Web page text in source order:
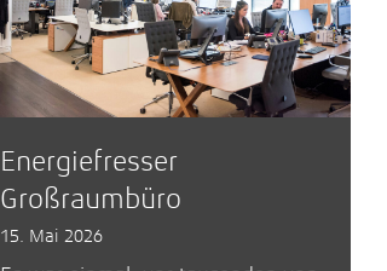
Energiefresser
Großraumbüro
15. Mai 2026